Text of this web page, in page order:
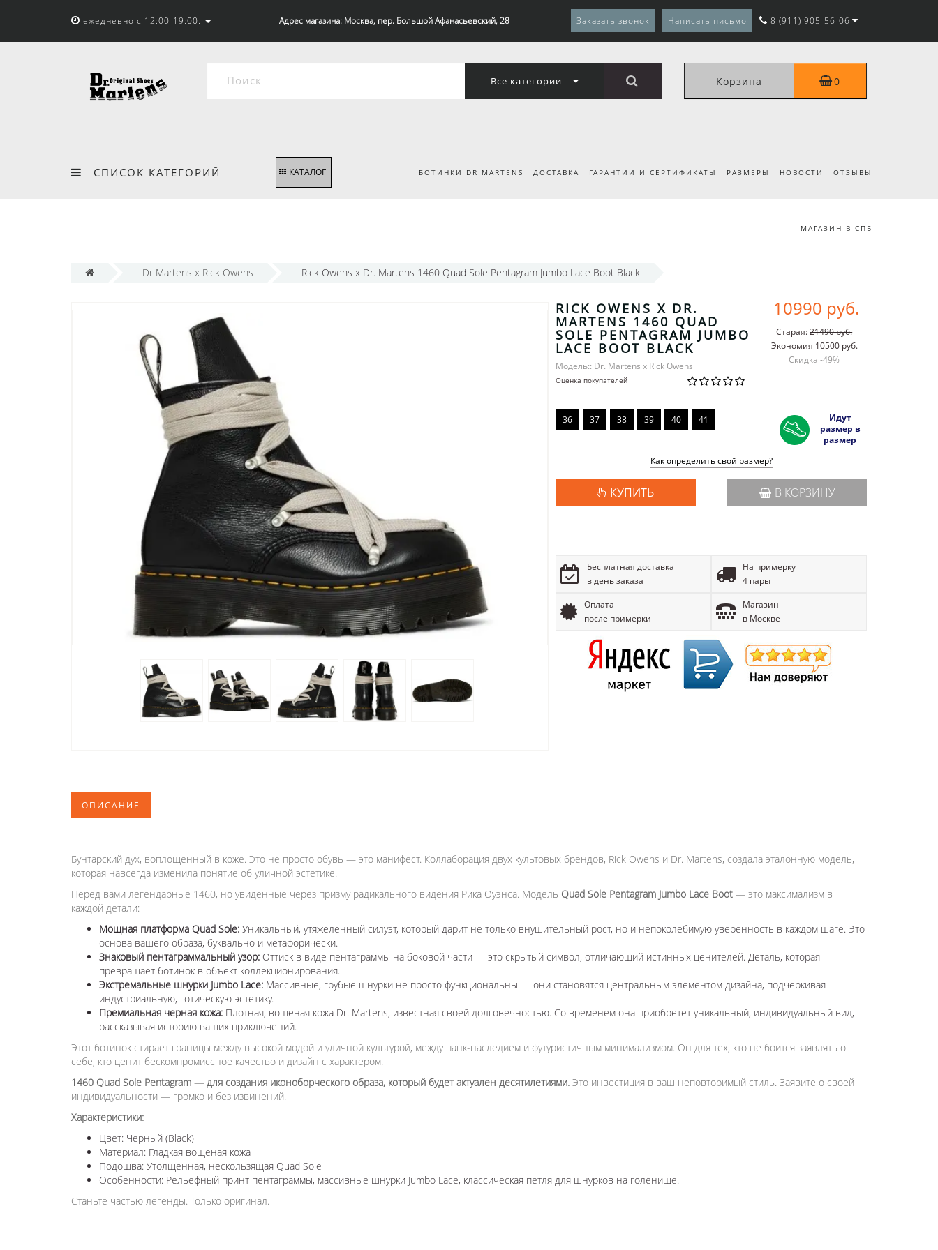
ежедневно с 12:00-19:00. Адрес магазина: Москва, пер. Большой Афанасьевский, 28 Заказать звонок Написать письмо 8 (911) 905-56-06
Все категории Корзина 0
СПИСОК КАТЕГОРИЙ КАТАЛОГ БОТИНКИ DR MARTENS ДОСТАВКА ГАРАНТИИ И СЕРТИФИКАТЫ РАЗМЕРЫ НОВОСТИ ОТЗЫВЫ
МАГАЗИН В СПБ
Dr Martens x Rick Owens Rick Owens x Dr. Martens 1460 Quad Sole Pentagram Jumbo Lace Boot Black
RICK OWENS X DR.
MARTENS 1460 QUAD
SOLE PENTAGRAM JUMBO
LACE BOOT BLACK
Модель:: Dr. Martens x Rick Owens
Оценка покупателей
10990 руб.
Старая:21490 руб.
Экономия 10500 руб.
Скидка -49%
36 37 38 39 40 41
Идут
размер в
размер
Как определить свой размер?
КУПИТЬ В КОРЗИНУ
Бесплатная доставка
в день заказа
На примерку
4 пары
Оплата
после примерки
Магазин
в Москве
ОПИСАНИЕ
Бунтарский дух, воплощенный в коже. Это не просто обувь — это манифест. Коллаборация двух культовых брендов, Rick Owens и Dr. Martens, создала эталонную модель,
которая навсегда изменила понятие об уличной эстетике.
Перед вами легендарные 1460, но увиденные через призму радикального видения Рика Оуэнса. Модель Quad Sole Pentagram Jumbo Lace Boot — это максимализм в
каждой детали:
Мощная платформа Quad Sole: Уникальный, утяжеленный силуэт, который дарит не только внушительный рост, но и непоколебимую уверенность в каждом шаге. Это
основа вашего образа, буквально и метафорически.
Знаковый пентаграммальный узор: Оттиск в виде пентаграммы на боковой части — это скрытый символ, отличающий истинных ценителей. Деталь, которая
превращает ботинок в объект коллекционирования.
Экстремальные шнурки Jumbo Lace: Массивные, грубые шнурки не просто функциональны — они становятся центральным элементом дизайна, подчеркивая
индустриальную, готическую эстетику.
Премиальная черная кожа: Плотная, вощеная кожа Dr. Martens, известная своей долговечностью. Со временем она приобретет уникальный, индивидуальный вид,
рассказывая историю ваших приключений.
Этот ботинок стирает границы между высокой модой и уличной культурой, между панк-наследием и футуристичным минимализмом. Он для тех, кто не боится заявлять о
себе, кто ценит бескомпромиссное качество и дизайн с характером.
1460 Quad Sole Pentagram — для создания иконоборческого образа, который будет актуален десятилетиями. Это инвестиция в ваш неповторимый стиль. Заявите о своей
индивидуальности — громко и без извинений.
Характеристики:
Цвет: Черный (Black)
Материал: Гладкая вощеная кожа
Подошва: Утолщенная, нескользящая Quad Sole
Особенности: Рельефный принт пентаграммы, массивные шнурки Jumbo Lace, классическая петля для шнурков на голенище.
Станьте частью легенды. Только оригинал.